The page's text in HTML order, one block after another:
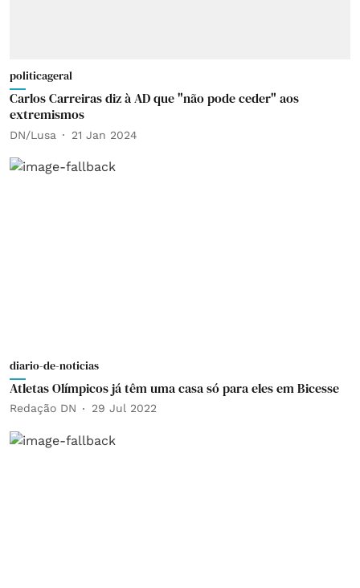
politicageral
Carlos Carreiras diz à AD que "não pode ceder" aos
extremismos
DN/Lusa 21 Jan 2024
diario-de-noticias
Atletas Olímpicos já têm uma casa só para eles em Bicesse
Redação DN 29 Jul 2022